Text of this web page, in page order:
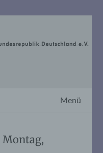
Menü
Montag,